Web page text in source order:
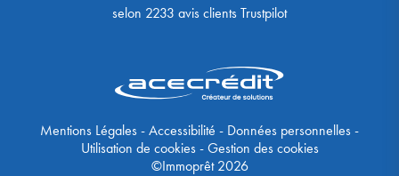
selon 2233 avis clients Trustpilot
Mentions Légales-Accessibilité - Données personnelles-
Utilisation de cookies-Gestion des cookies
©Immoprêt 2026